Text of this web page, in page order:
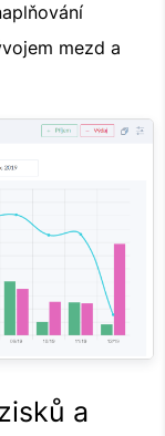
mezd a
a